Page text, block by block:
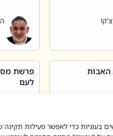
בעוגיות כדי לאפשר פעילות
פרשת
לעם